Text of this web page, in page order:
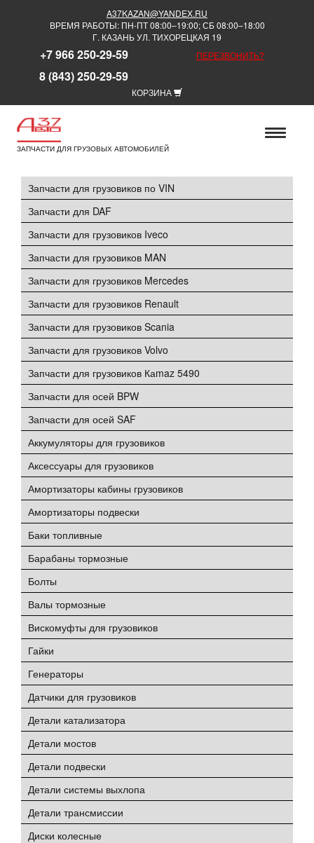
A37KAZAN@YANDEX.RU
ВРЕМЯ РАБОТЫ: ПН-ПТ 08:00–19:00; СБ 08:00–18:00
Г. КАЗАНЬ УЛ. ТИХОРЕЦКАЯ 19
+7 966 250-29-59
8 (843) 250-29-59
ПЕРЕЗВОНИТЬ?
КОРЗИНА
ЗАПЧАСТИ ДЛЯ ГРУЗОВЫХ АВТОМОБИЛЕЙ
Запчасти для грузовиков по VIN
Запчасти для DAF
Запчасти для грузовиков Iveco
Запчасти для грузовиков MAN
Запчасти для грузовиков Mercedes
Запчасти для грузовиков Renault
Запчасти для грузовиков Scania
Запчасти для грузовиков Volvo
Запчасти для грузовиков Каmaz 5490
Запчасти для осей BPW
Запчасти для осей SAF
Аккумуляторы для грузовиков
Аксессуары для грузовиков
Амортизаторы кабины грузовиков
Амортизаторы подвески
Баки топливные
Барабаны тормозные
Болты
Валы тормозные
Вискомуфты для грузовиков
Гайки
Генераторы
Датчики для грузовиков
Детали катализатора
Детали мостов
Детали подвески
Детали системы выхлопа
Детали трансмиссии
Диски колесные